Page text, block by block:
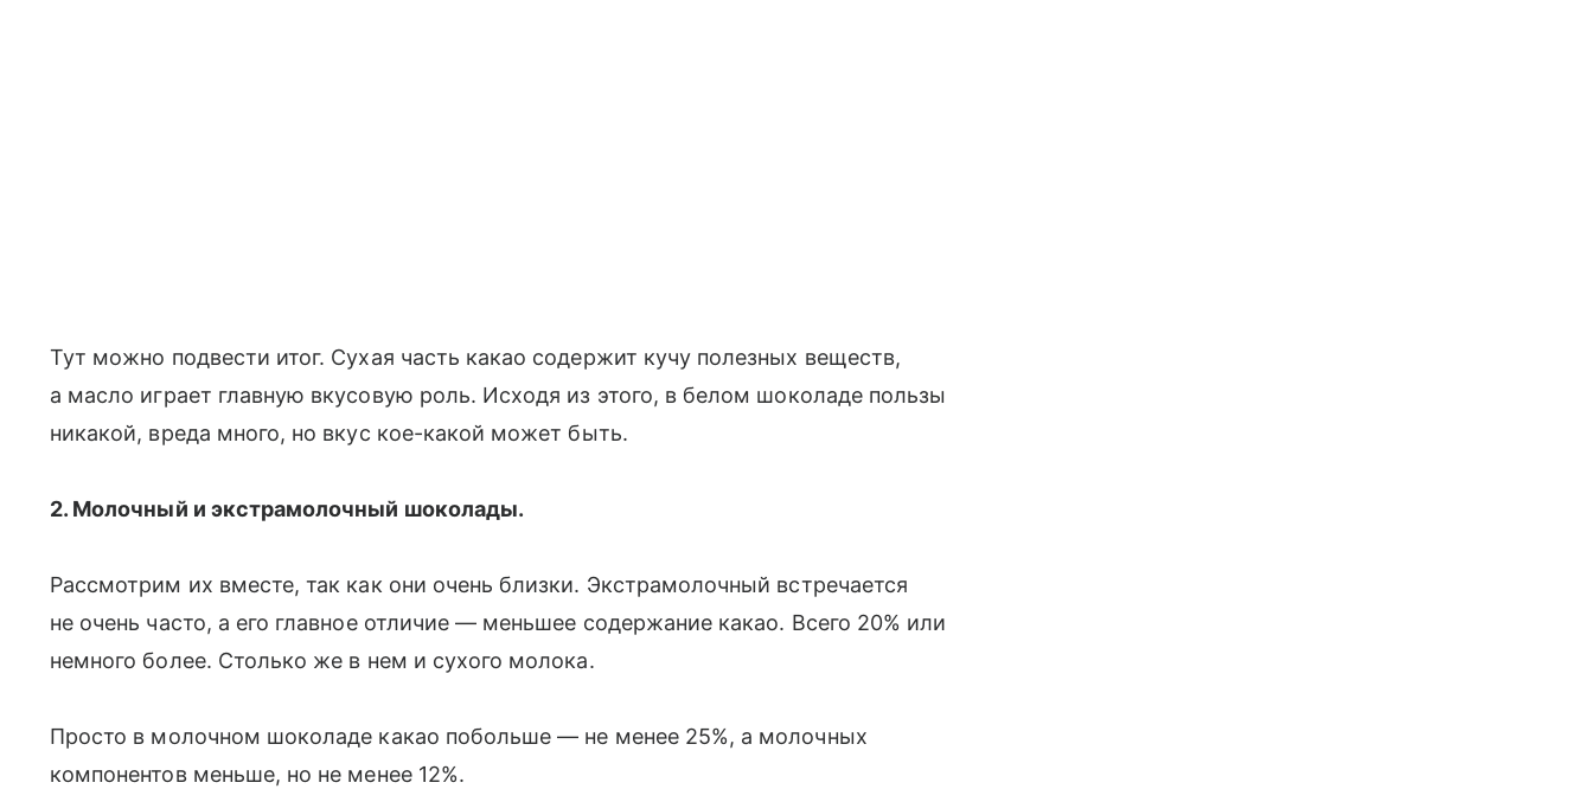
Тут можно подвести итог. Сухая часть какао содержит кучу полезных веществ,
а масло играет главную вкусовую роль. Исходя из этого, в белом шоколаде пользы
никакой, вреда много, но вкус кое-какой может быть.
2. Молочный и экстрамолочный шоколады.
Рассмотрим их вместе, так как они очень близки. Экстрамолочный встречается
не очень часто, а его главное отличие — меньшее содержание какао. Всего 20% или
немного более. Столько же в нем и сухого молока.
Просто в молочном шоколаде какао побольше — не менее 25%, а молочных
компонентов меньше, но не менее 12%.